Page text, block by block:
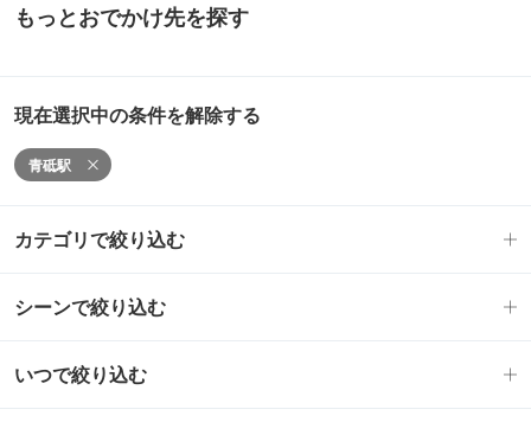
もっとおでかけ先を探す
現在選択中の条件を解除する
青砥駅
カテゴリで絞り込む
シーンで絞り込む
いつで絞り込む